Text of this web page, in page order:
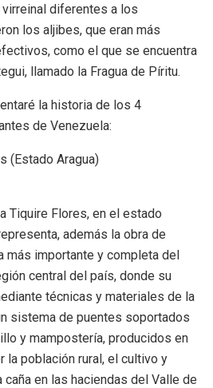
diferentes a los
los aljibes, que eran más
como el que se encuentra
llamado la Fragua de Píritu.
la historia de los 4
de Venezuela:
(Estado Aragua)
Tiquire Flores, en el estado
además la obra de
más importante y completa del
central del país, donde su
técnicas y materiales de la
sistema de puentes soportados
y mampostería, producidos en
la población rural, el cultivo y
en las haciendas del Valle de